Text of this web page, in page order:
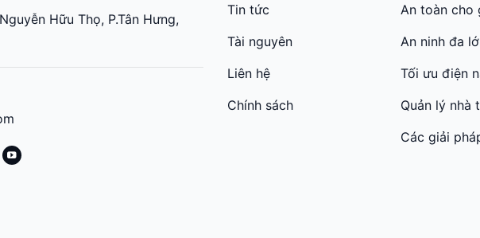
Hữu Thọ, P.Tân Hưng,
Tin tức
Tài nguyên
Liên hệ
Chính sách
An toàn cho
An ninh đa
Tối ưu điện
Quản lý nhà
Các giải